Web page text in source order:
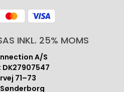
INKL. 25% MOMS
A/S
DK27907547
71–73